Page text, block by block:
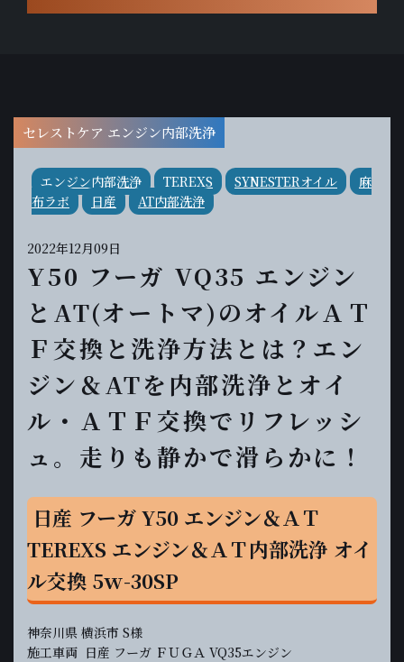
セレストケア エンジン内部洗浄
エンジン内部洗浄 TEREXS SYNESTERオイル
麻
布ラボ
日産 AT内部洗浄
2022年12月09日
Y50 フーガ VQ35 エンジン
とAT(オートマ)のオイルＡＴ
Ｆ交換と洗浄方法とは？エン
ジン＆ATを内部洗浄とオイ
ル・ＡＴＦ交換でリフレッシ
ュ。走りも静かで滑らかに！
日産 フーガ Y50 エンジン＆ＡＴ
TEREXS エンジン＆ＡＴ内部洗浄 オイ
ル交換 5ｗ-30SP
神奈川県 横浜市 S様
施工車両 日産 フーガ ＦＵＧＡ VQ35エンジン